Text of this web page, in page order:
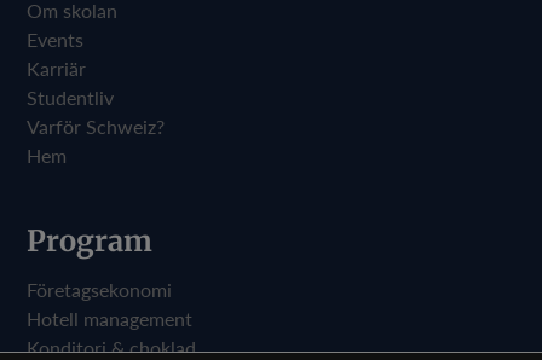
Om skolan
Events
Karriär
Studentliv
Varför Schweiz?
Hem
Program
Företagsekonomi
Hotell management
Konditori & choklad